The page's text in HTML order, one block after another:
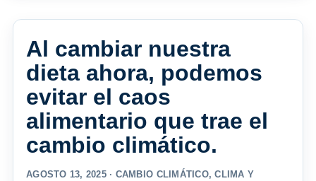
Al cambiar nuestra
dieta ahora, podemos
evitar el caos
alimentario que trae el
cambio climático.
AGOSTO 13, 2025 · CAMBIO CLIMÁTICO,CLIMA Y